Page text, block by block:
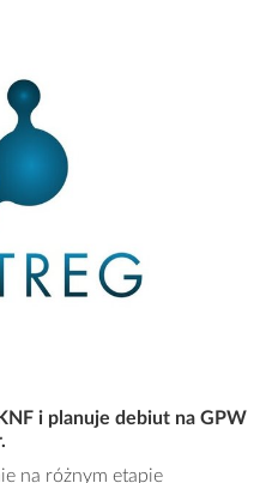
i planuje debiut na GPW
na różnym etapie